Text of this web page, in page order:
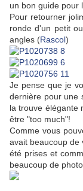
un bon guide pour
Pour retourner
ronde d'un petit
angles (Rascol)
Je pense que je
dernière pour une
la trouve élégante
être "too much"!
Comme vous
avait beaucoup de
été prises et
beaucoup de